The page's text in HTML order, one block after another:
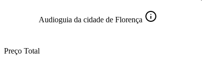
Audioguia da cidade de Florença
Preço Total